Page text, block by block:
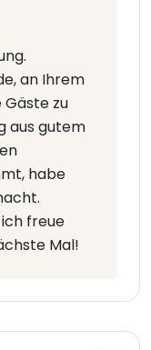
an Ihrem
zu
aus gutem
habe
freue
Mal!